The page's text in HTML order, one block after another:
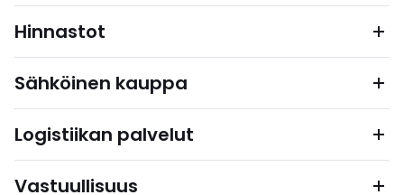
Hinnastot
Sähköinen kauppa
Logistiikan palvelut
Vastuullisuus